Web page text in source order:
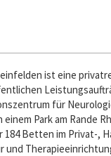
ist eine
für
Park am Rande
Betten im Privat-,
und